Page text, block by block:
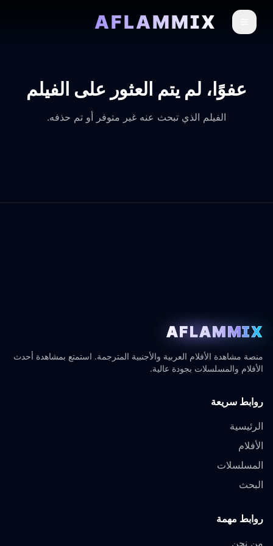
AFLAMMIX
عفوًا، لم يتم العثور على الفيلم
الفيلم الذي تبحث عنه غير متوفر أو تم حذفه.
AFLAMMIX
منصة مشاهدة الأفلام العربية والأجنبية المترجمة. استمتع بمشاهدة أحدث
الأفلام والمسلسلات بجودة عالية.
روابط سريعة
الرئيسية
الأفلام
المسلسلات
البحث
روابط مهمة
من نحن